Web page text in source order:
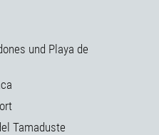
und Playa de
Tamaduste